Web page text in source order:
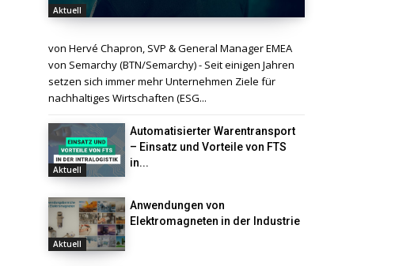
Aktuell
von Hervé Chapron, SVP & General Manager EMEA
von Semarchy (BTN/Semarchy) - Seit einigen Jahren
setzen sich immer mehr Unternehmen Ziele für
nachhaltiges Wirtschaften (ESG...
Aktuell
Automatisierter Warentransport
– Einsatz und Vorteile von FTS
in...
Aktuell
Anwendungen von
Elektromagneten in der Industrie